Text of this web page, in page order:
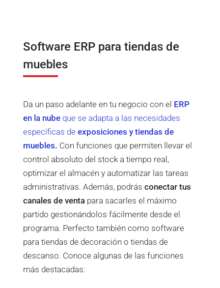
Software ERP para tiendas de
muebles
Da un paso adelante en tu negocio con el ERP
en la nubeque se adapta a las necesidades
específicas de exposiciones y tiendas de
muebles. Con funciones que permiten llevar el
control absoluto del stock a tiempo real,
optimizar el almacén y automatizar las tareas
administrativas. Además, podrás conectar tus
canales de ventapara sacarles el máximo
partido gestionándolos fácilmente desde el
programa. Perfecto también como software
para tiendas de decoración o tiendas de
descanso. Conoce algunas de las funciones
más destacadas: